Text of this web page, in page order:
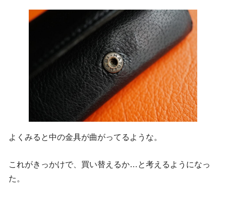
よくみると中の金具が曲がってるような。
これがきっかけで、買い替えるか…と考えるようになっ
た。